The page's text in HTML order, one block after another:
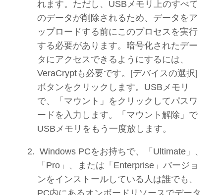
れます。ただし、USBメモリ上のすべて
のデータが削除されるため、データをア
ップロードする前にこのプロセスを実行
する必要があります。暗号化されたデー
タにアクセスできるようにするには、
VeraCryptも必要です。[デバイスの選択]
ボタンをクリックします。USBメモリ
で、「マウント」をクリックしてパスワ
ードを入力します。「マウント解除」で
USBメモリをもう一度放します。
Windows PCをお持ちで、「Ultimate」、
「Pro」、または「Enterprise」バージョ
ンをインストールしている人は誰でも、